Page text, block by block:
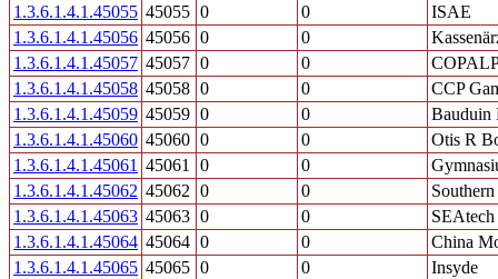
1.3.6.1.4.1.45055 45055 0 0
ISAE
1.3.6.1.4.1.45056 45056 0 0
1.3.6.1.4.1.45057 45057 0 0
1.3.6.1.4.1.45058 45058 0 0
CCP
1.3.6.1.4.1.45059 45059 0 0
Bauduin
1.3.6.1.4.1.45060 45060 0 0
Otis R
1.3.6.1.4.1.45061 45061 0 0
1.3.6.1.4.1.45062 45062 0 0
1.3.6.1.4.1.45063 45063 0 0
1.3.6.1.4.1.45064 45064 0 0
China
1.3.6.1.4.1.45065 45065 0 0
Insyde